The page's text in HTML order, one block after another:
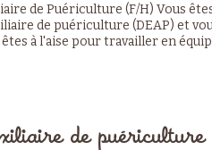
de Puériculture (F/H) Vous
de puériculture (DEAP) et
à l'aise pour travailler en
de